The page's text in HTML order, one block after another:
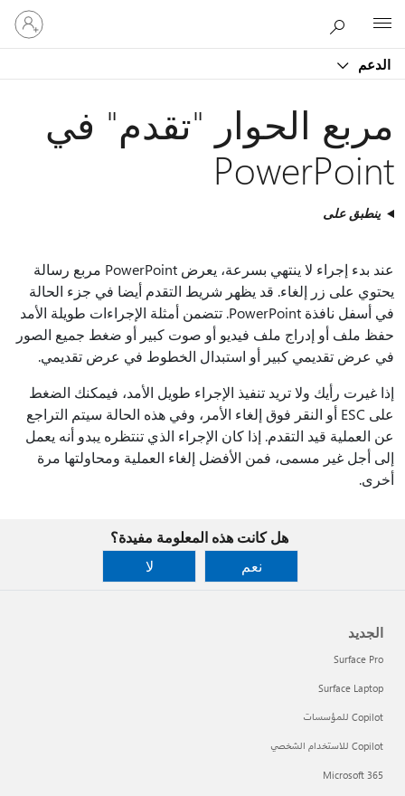
الدعم
تسجيل
الدخول
إلى
مربع الحوار "تقدم" في
PowerPoint
ينطبق على
عند بدء إجراء لا ينتهي بسرعة، يعرض PowerPoint مربع رسالة
يحتوي على زر إلغاء. قد يظهر شريط التقدم أيضا في جزء الحالة
في أسفل نافذة PowerPoint. تتضمن أمثلة الإجراءات طويلة الأمد
حفظ ملف أو إدراج ملف فيديو أو صوت كبير أو ضغط جميع الصور
في عرض تقديمي كبير أو استبدال الخطوط في عرض تقديمي.
إذا غيرت رأيك ولا تريد تنفيذ الإجراء طويل الأمد، فيمكنك الضغط
على ESC أو النقر فوق إلغاء الأمر، وفي هذه الحالة سيتم التراجع
عن العملية قيد التقدم. إذا كان الإجراء الذي تنتظره يبدو أنه يعمل
إلى أجل غير مسمى، فمن الأفضل إلغاء العملية ومحاولتها مرة
أخرى.
هل كانت هذه المعلومة مفيدة؟
نعم
لا
الجديد
Surface Pro
Surface Laptop
Copilot للمؤسسات
Copilot للاستخدام الشخصي
Microsoft 365